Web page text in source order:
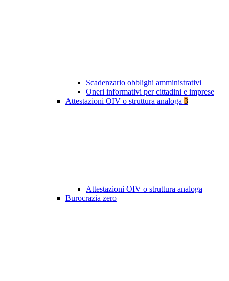
Scadenzario obblighi amministrativi
Oneri informativi per cittadini e imprese
Attestazioni OIV o struttura analoga 3
Attestazioni OIV o struttura analoga
Burocrazia zero